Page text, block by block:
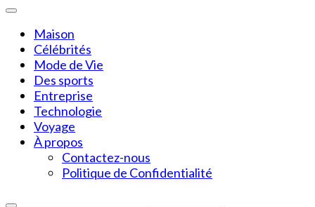
Maison
Célébrités
Mode de Vie
Des sports
Entreprise
Technologie
Voyage
À propos
Contactez-nous
Politique de Confidentialité